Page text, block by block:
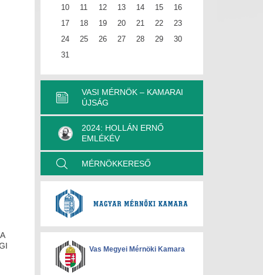
10
11 12 13 14 15
16
17
18 19 20 21 22
23
24
25 26 27 28 29
30
31
VASI MÉRNÖK – KAMARAI
ÚJSÁG
2024: HOLLÁN ERNŐ
EMLÉKÉV
MÉRNÖKKERESŐ
Vas Megyei Mérnöki Kamara